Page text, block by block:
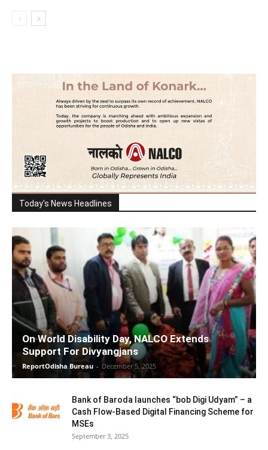
Today's News Headlines
On World Disability Day, NALCO Extends
Support For Divyangjans
ReportOdisha Bureau - December 5, 2025
Bank of Baroda launches “bob Digi Udyam” – a
Cash Flow-Based Digital Financing Scheme for
MSEs
September 3, 2025